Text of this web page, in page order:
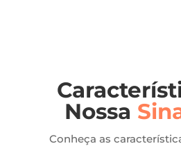
Nossa
Conheça as